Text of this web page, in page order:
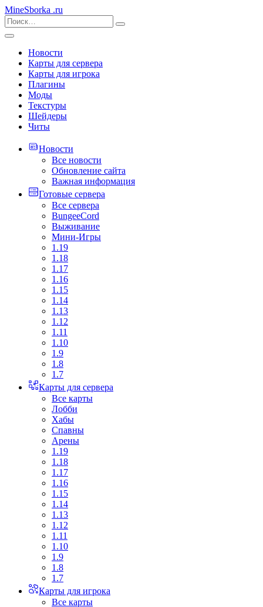
MineSborka .ru
Новости
Карты для сервера
Карты для игрока
Плагины
Моды
Текстуры
Шейдеры
Читы
Новости
Все новости
Обновление сайта
Важная информация
Готовые сервера
Все сервера
BungeeCord
Выживание
Мини-Игры
1.19
1.18
1.17
1.16
1.15
1.14
1.13
1.12
1.11
1.10
1.9
1.8
1.7
Карты для сервера
Все карты
Лобби
Хабы
Спавны
Арены
1.19
1.18
1.17
1.16
1.15
1.14
1.13
1.12
1.11
1.10
1.9
1.8
1.7
Карты для игрока
Все карты